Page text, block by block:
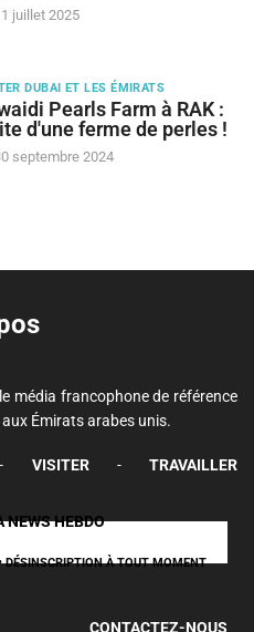
juillet 2025
DUBAI ET LES ÉMIRATS
Pearls Farm à RAK :
d'une ferme de perles !
septembre 2024
média francophone de référence
Émirats arabes unis.
- VISITER - TRAVAILLER
NEWS HEBDO
DÉSINSCRIPTION À TOUT MOMENT
CONTACTEZ-NOUS